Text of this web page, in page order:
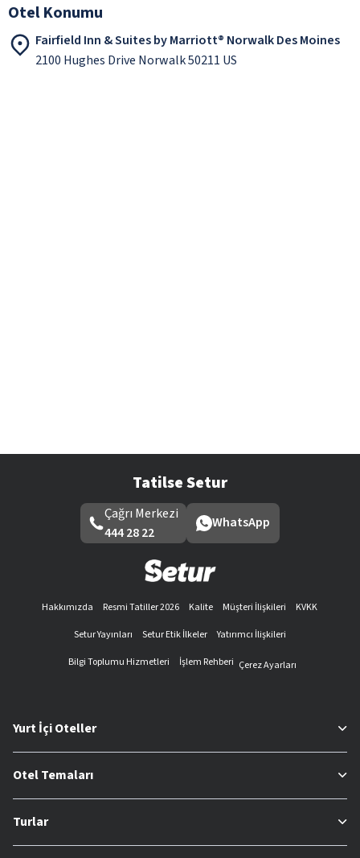
Otel Konumu
Fairfield Inn & Suites by Marriott® Norwalk Des Moines
2100 Hughes Drive Norwalk 50211 US
Tatilse Setur
Çağrı Merkezi
444 28 22
WhatsApp
Hakkımızda Resmi Tatiller 2026 Kalite Müşteri İlişkileri
KVKK
Setur Yayınları
Setur Etik İlkeler
Yatırımcı İlişkileri
Bilgi Toplumu Hizmetleri
İşlem Rehberi Çerez Ayarları
Yurt İçi Oteller
Otel Temaları
Turlar